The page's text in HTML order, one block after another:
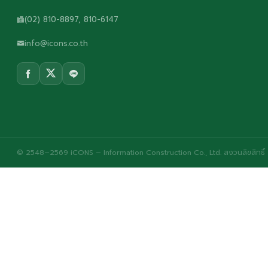
(02) 810-8897, 810-6147
info@icons.co.th
© 2548–2569 iCONS – Information Construction Co., Ltd. สงวนลิขสิทธิ์